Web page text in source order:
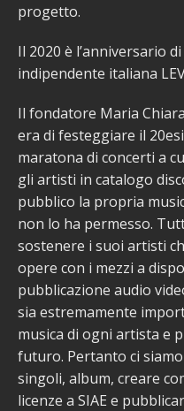
progetto.
Il 2020 è l’anniversario
indipendente italiana
Il fondatore Maria
era di festeggiare il
maratona di concerti a
gli artisti in catalogo
pubblico la propria
non lo ha permesso.
sostenere i suoi artisti
opere con i mezzi a
pubblicazione audio
sia estremamente
musica di ogni artista e
futuro. Pertanto ci
singoli, album, creare
licenze a SIAE e